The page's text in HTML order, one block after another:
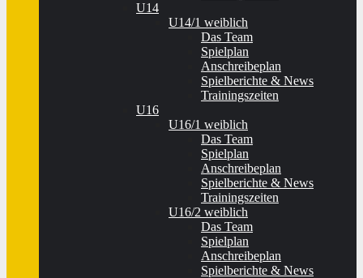
U14
U14/1 weiblich
Das Team
Spielplan
Anschreibeplan
Spielberichte & News
Trainingszeiten
U16
U16/1 weiblich
Das Team
Spielplan
Anschreibeplan
Spielberichte & News
Trainingszeiten
U16/2 weiblich
Das Team
Spielplan
Anschreibeplan
Spielberichte & News